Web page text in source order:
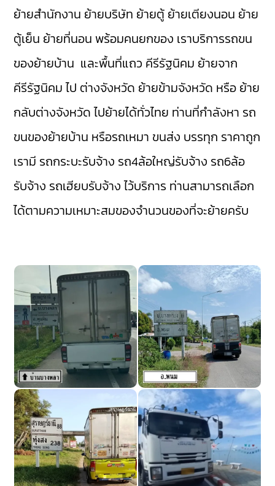
ย้ายสำนักงาน ย้ายบริษัท ย้ายตู้ ย้ายเตียงนอน ย้าย
ตู้เย็น ย้ายที่นอน พร้อมคนยกของ เราบริการรถขน
ของย้ายบ้าน และพื้นที่แถว คีรีรัฐนิคม ย้ายจาก
คีรีรัฐนิคม ไป ต่างจังหวัด ย้ายข้ามจังหวัด หรือ ย้าย
กลับต่างจังหวัด ไปย้ายได้ทั่วไทย ท่านที่กำลังหา รถ
ขนของย้ายบ้าน หรือรถเหมา ขนส่ง บรรทุก ราคาถูก
เรามี รถกระบะรับจ้าง รถ4ล้อใหญ่รับจ้าง รถ6ล้อ
รับจ้าง รถเฮียบรับจ้างไว้บริการ ท่านสามารถเลือก
ได้ตามความเหมาะสมของจำนวนของที่จะย้ายครับ